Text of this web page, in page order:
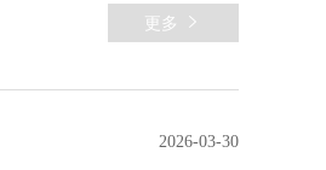
更多 
2026-03-30